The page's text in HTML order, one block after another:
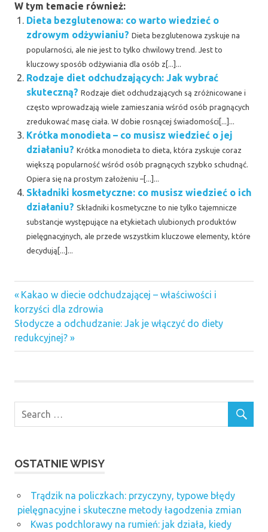
W tym temacie również:
Dieta bezglutenowa: co warto wiedzieć o
zdrowym odżywianiu? Dieta bezglutenowa zyskuje na
popularności, ale nie jest to tylko chwilowy trend. Jest to
kluczowy sposób odżywiania dla osób z[...]...
Rodzaje diet odchudzających: Jak wybrać
skuteczną? Rodzaje diet odchudzających są zróżnicowane i
często wprowadzają wiele zamieszania wśród osób pragnących
zredukować masę ciała. W dobie rosnącej świadomości[...]...
Krótka monodieta – co musisz wiedzieć o jej
działaniu? Krótka monodieta to dieta, która zyskuje coraz
większą popularność wśród osób pragnących szybko schudnąć.
Opiera się na prostym założeniu –[...]...
Składniki kosmetyczne: co musisz wiedzieć o ich
działaniu? Składniki kosmetyczne to nie tylko tajemnicze
substancje występujące na etykietach ulubionych produktów
pielęgnacyjnych, ale przede wszystkim kluczowe elementy, które
decydują[...]...
Nawigacja
wpisu
Previous
Post:
Kakao w diecie odchudzającej – właściwości i
korzyści dla zdrowia
Next
Post:
Słodycze a odchudzanie: Jak je włączyć do diety
redukcyjnej?
OSTATNIE WPISY
Trądzik na policzkach: przyczyny, typowe błędy
pielęgnacyjne i skuteczne metody łagodzenia zmian
Kwas podchlorawy na rumień: jak działa, kiedy